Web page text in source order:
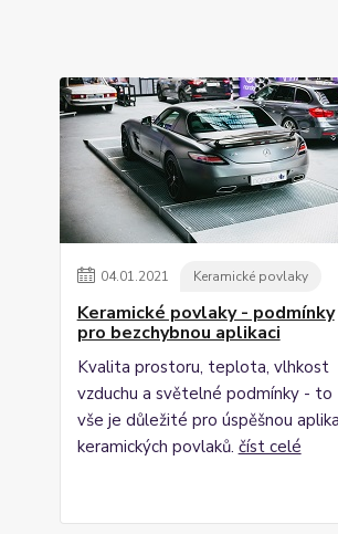
04.01.2021 Keramické povlaky
Keramické povlaky - podmínky
pro bezchybnou aplikaci
Kvalita prostoru, teplota, vlhkost
vzduchu a světelné podmínky - to
vše je důležité pro úspěšnou
keramických povlaků. číst celé